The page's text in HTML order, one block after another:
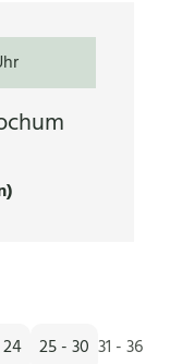
25 - 30 31 - 36